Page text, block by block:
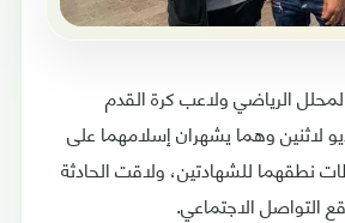
الرياضي ولاعب كرة القدم
لاثنين وهما يشهران إسلامهما على
نطقهما للشهادتين، ولاقت الحادثة
التواصل الاجتماعي.